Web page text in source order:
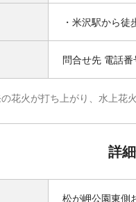
・米沢駅から徒
問合せ先 電話
花火が打ち上がり、水上花
詳
松が岬公園東側